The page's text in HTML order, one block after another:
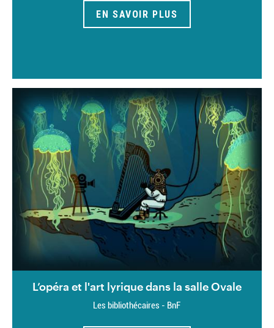
EN SAVOIR PLUS
L’opéra et l'art lyrique dans la salle Ovale
Les bibliothécaires - BnF